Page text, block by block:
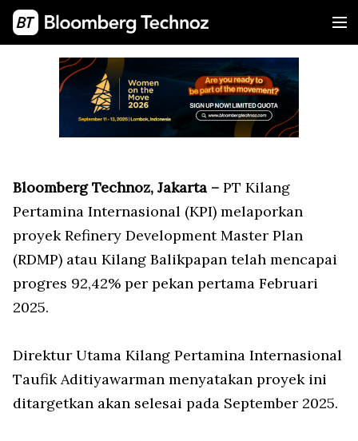
Bloomberg Technoz, Jakarta – PT Kilang
Pertamina Internasional (KPI) melaporkan
proyek Refinery Development Master Plan
(RDMP) atau Kilang Balikpapan telah mencapai
progres 92,42% per pekan pertama Februari
2025.
Direktur Utama Kilang Pertamina Internasional
Taufik Aditiyawarman menyatakan proyek ini
ditargetkan akan selesai pada September 2025.